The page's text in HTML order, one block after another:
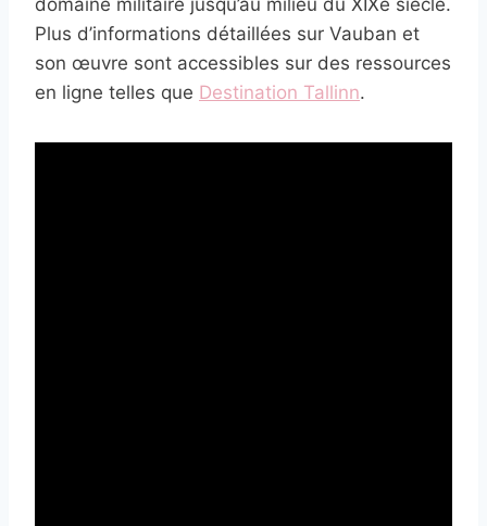
Plus d’informations détaillées sur Vauban et
son œuvre sont accessibles sur des ressources
en ligne telles que Destination Tallinn.